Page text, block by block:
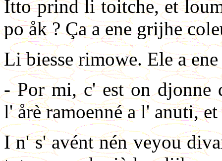
Itto prind li toitche, et
po åk ? Ça a ene grijhe
Li biesse rimowe. Ele a
- Por mi, c' est on djonne
l' årè ramoenné a l' anuti,
I n' s' avént nén veyou